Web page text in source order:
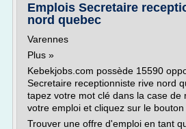
Emplois Secretaire
nord quebec
Varennes
Plus »
Kebekjobs.com possède 15590
Secretaire receptionniste rive nord
tapez votre mot clé dans la case de
votre emploi et cliquez sur le bouton
Trouver une offre d'emploi en tant